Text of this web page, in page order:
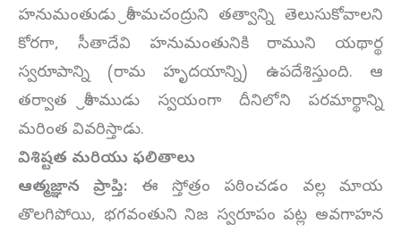
హనుమంతుడు శ్రీరామచంద్రుని తత్వాన్ని తెలుసుకోవాలని
కోరగా, సీతాదేవి హనుమంతునికి రాముని యథార్థ
స్వరూపాన్ని (రామ హృదయాన్ని) ఉపదేశిస్తుంది. ఆ
తర్వాత శ్రీరాముడు స్వయంగా దీనిలోని పరమార్థాన్ని
మరింత వివరిస్తాడు.
విశిష్టత మరియు ఫలితాలు
ఆత్మజ్ఞాన ప్రాప్తి: ఈ స్తోత్రం పఠించడం వల్ల మాయ
తొలగిపోయి, భగవంతుని నిజ స్వరూపం పట్ల అవగాహన